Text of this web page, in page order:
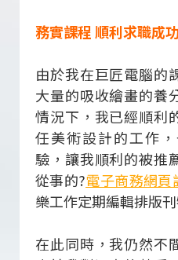
務實課程 順利求職成
由於我在巨匠電腦的
大量的吸收繪畫的養
情況下，我已經順利
任美術設計的工作
驗，讓我順利的被推
從事的?電子商務網頁
樂工作定期編輯排版
在此同時，我仍然不